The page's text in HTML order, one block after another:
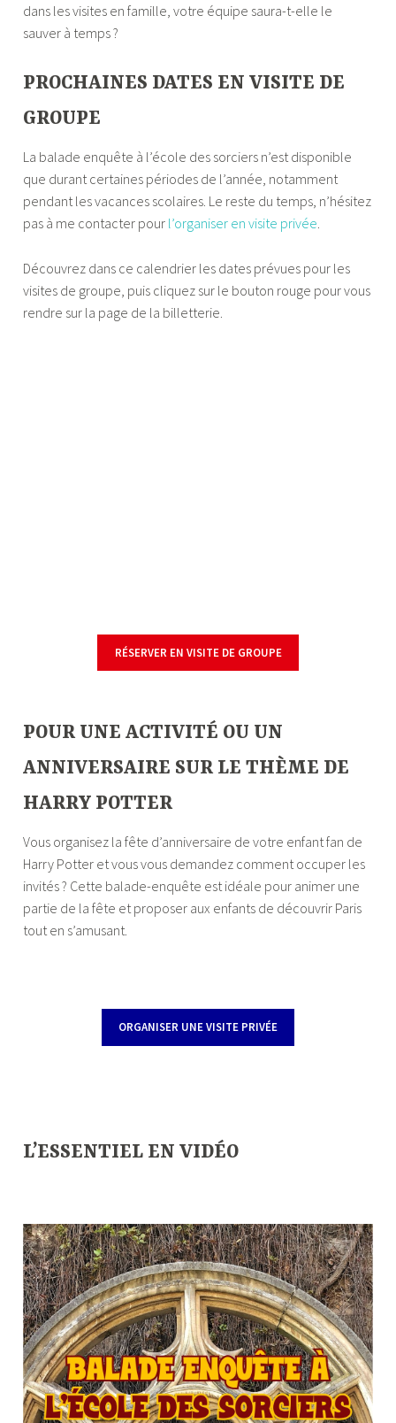
dans les visites en famille, votre équipe saura-t-elle le
sauver à temps ?
PROCHAINES DATES EN VISITE DE
GROUPE
La balade enquête à l’école des sorciers n’est disponible
que durant certaines périodes de l’année, notamment
pendant les vacances scolaires. Le reste du temps, n’hésitez
pas à me contacter pour l’organiser en visite privée.
Découvrez dans ce calendrier les dates prévues pour les
visites de groupe, puis cliquez sur le bouton rouge pour vous
rendre sur la page de la billetterie.
RÉSERVER EN VISITE DE GROUPE
POUR UNE ACTIVITÉ OU UN
ANNIVERSAIRE SUR LE THÈME DE
HARRY POTTER
Vous organisez la fête d’anniversaire de votre enfant fan de
Harry Potter et vous vous demandez comment occuper les
invités ? Cette balade-enquête est idéale pour animer une
partie de la fête et proposer aux enfants de découvrir Paris
tout en s’amusant.
ORGANISER UNE VISITE PRIVÉE
L’ESSENTIEL EN VIDÉO